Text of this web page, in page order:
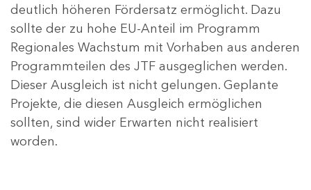
deutlich höheren Fördersatz ermöglicht. Dazu
sollte der zu hohe EU-Anteil im Programm
Regionales Wachstum mit Vorhaben aus anderen
Programmteilen des JTF ausgeglichen werden.
Dieser Ausgleich ist nicht gelungen. Geplante
Projekte, die diesen Ausgleich ermöglichen
sollten, sind wider Erwarten nicht realisiert
worden.